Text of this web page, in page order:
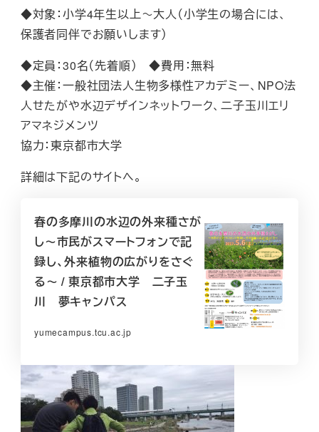
◆対象：小学4年生以上～大人（小学生の場合には、
保護者同伴でお願いします）
◆定員：30名（先着順） ◆費用：無料
◆主催：一般社団法人生物多様性アカデミー、NPO法
人せたがや水辺デザインネットワーク、二子玉川エリ
アマネジメンツ
協力：東京都市大学
詳細は下記のサイトへ。
春の多摩川の水辺の外来種さが
し～市民がスマートフォンで記
録し、外来植物の広がりをさぐ
る～ / 東京都市大学 二子玉
川 夢キャンパス
yumecampus.tcu.ac.jp